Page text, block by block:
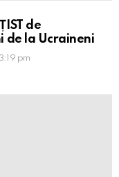
de
de la Ucraineni
pm